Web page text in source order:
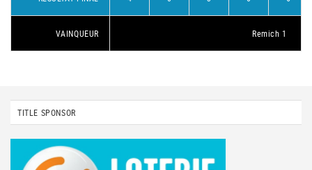
VAINQUEUR Remich 1
TITLE SPONSOR